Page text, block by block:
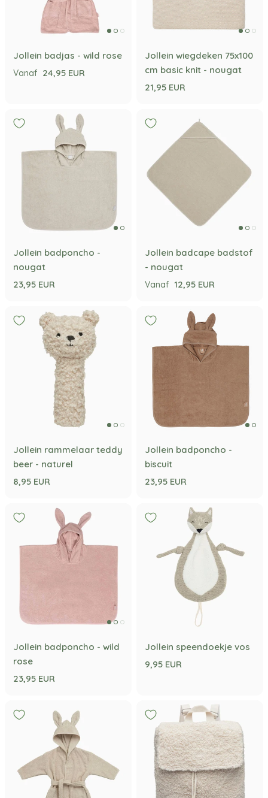
Jollein badjas - wild rose
Vanaf 24,95 EUR
Jollein wiegdeken 75x100
cm basic knit - nougat
21,95 EUR
Jollein badponcho -
nougat
23,95 EUR
Jollein badcape badstof
- nougat
Vanaf 12,95 EUR
Jollein rammelaar teddy
beer - naturel
8,95 EUR
Jollein badponcho -
biscuit
23,95 EUR
Jollein badponcho - wild
rose
23,95 EUR
Jollein speendoekje vos
9,95 EUR